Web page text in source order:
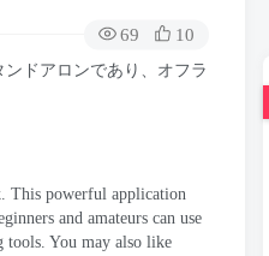
69 10
ドアロンであり、オフラ
. This powerful application
and amateurs can use
tools. You may also like